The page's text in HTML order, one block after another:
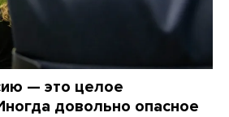
— это целое
довольно опасное